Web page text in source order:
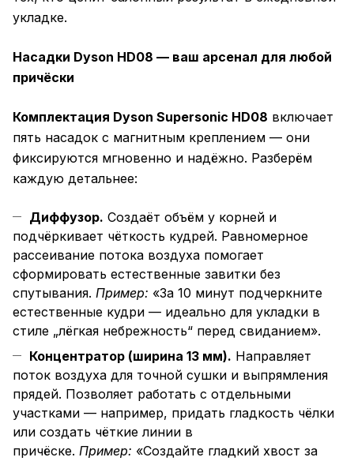
укладке.
Насадки Dyson HD08 — ваш арсенал для любой
причёски
Комплектация Dyson Supersonic HD08 включает
пять насадок с магнитным креплением — они
фиксируются мгновенно и надёжно. Разберём
каждую детальнее:
Диффузор. Создаёт объём у корней и
подчёркивает чёткость кудрей. Равномерное
рассеивание потока воздуха помогает
сформировать естественные завитки без
спутывания. Пример: «За 10 минут подчеркните
естественные кудри — идеально для укладки в
стиле „лёгкая небрежность“ перед свиданием».
Концентратор (ширина 13 мм). Направляет
поток воздуха для точной сушки и выпрямления
прядей. Позволяет работать с отдельными
участками — например, придать гладкость чёлки
или создать чёткие линии в
причёске. Пример: «Создайте гладкий хвост за